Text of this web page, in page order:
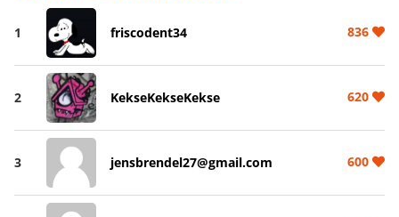
1 friscodent34 836
2 KekseKekseKekse 620
3 jensbrendel27@gmail.com 600